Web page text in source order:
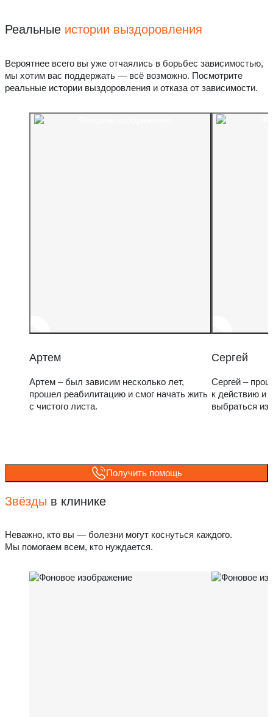
Реальные истории выздоровления
Вероятнее всего вы уже отчаялись в борьбес зависимостью,
мы хотим вас поддержать — всё возможно. Посмотрите
реальные истории выздоровления и отказа от зависимости.
Артем
Артем – был зависим несколько лет,
прошел реабилитацию и смог начать жить
с чистого листа.
Сергей
Сергей –
к действию и
выбраться из
Получить помощь
Звёзды в клинике
Неважно, кто вы — болезни могут коснуться каждого.
Мы помогаем всем, кто нуждается.